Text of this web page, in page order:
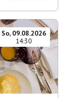
So, 09.08.2026
14:30